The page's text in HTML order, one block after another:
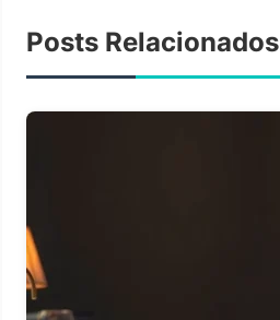
Posts Relacionados